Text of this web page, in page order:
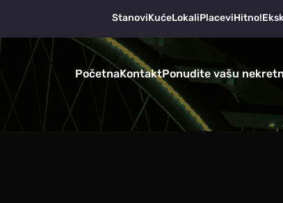
StanoviKućeLokaliPlaceviHitno!
PočetnaKontaktPonudite vašu